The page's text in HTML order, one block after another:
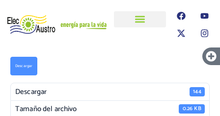
Descargar
Descargar 144
Tamaño del archivo 0.26 KB